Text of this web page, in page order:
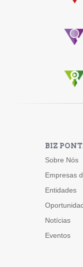
BIZ
Sobre Nós
Empresas
Entidades
Notícias
Eventos